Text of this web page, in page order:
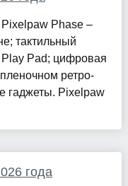
Phase –
тактильный
Play Pad; цифровая
ретро-
гаджеты. Pixelpaw
года